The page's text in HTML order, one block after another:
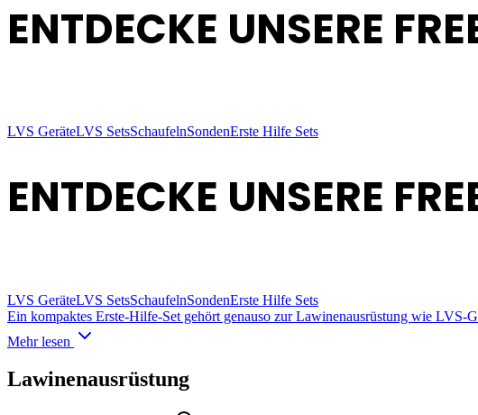
ENTDECKE UNSERE
LVS GeräteLVS SetsSchaufelnSondenErste Hilfe Sets
ENTDECKE UNSERE
LVS GeräteLVS SetsSchaufelnSondenErste Hilfe Sets
Ein kompaktes Erste-Hilfe-Set gehört genauso zur Lawinenausrüstung wie LVS-
Mehr lesen
Lawinenausrüstung